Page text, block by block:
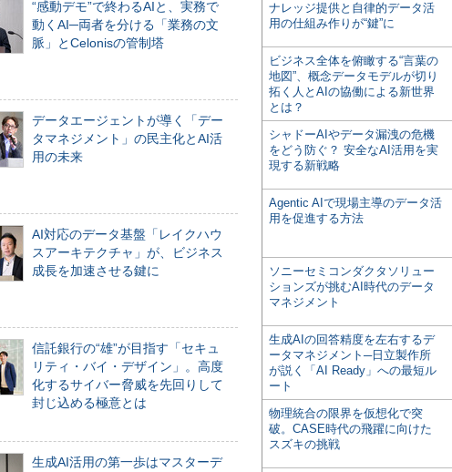
“感動デモ”で終わるAIと、実務で
動くAI─両者を分ける「業務の文
脈」とCelonisの管制塔
データエージェントが導く「デー
タマネジメント」の民主化とAI活
用の未来
AI対応のデータ基盤「レイクハウ
スアーキテクチャ」が、ビジネス
成長を加速させる鍵に
信託銀行の“雄”が目指す「セキュ
リティ・バイ・デザイン」。高度
化するサイバー脅威を先回りして
封じ込める極意とは
生成AI活用の第一歩はマスターデ
ナレッジ提供と自律的データ活
用の仕組み作りが“鍵”に
ビジネス全体を俯瞰する“言葉の
地図”、概念データモデルが切り
拓く人とAIの協働による新世界
とは？
シャドーAIやデータ漏洩の危機
をどう防ぐ？ 安全なAI活用を実
現する新戦略
Agentic AIで現場主導のデータ活
用を促進する方法
ソニーセミコンダクタソリュー
ションズが挑むAI時代のデータ
マネジメント
生成AIの回答精度を左右するデ
ータマネジメント─日立製作所
が説く「AI Ready」への最短ル
ート
物理統合の限界を仮想化で突
破。CASE時代の飛躍に向けた
スズキの挑戦